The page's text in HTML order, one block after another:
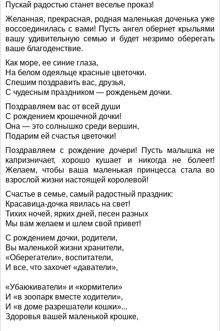
Пускай радостью станет веселье проказ!
Желанная, прекрасная, родная маленькая доченька уже
воссоединилась с вами! Пусть ангел обернет крыльями
вашу удивительную семью и будет незримо оберегать
ваше благоденствие.
Как море, ее синие глаза,
На белом одеяльце красные цветочки.
Спешим поздравить вас, друзья,
С чудесным праздником — рожденьем дочки.
Поздравляем вас от всей души
С рождением крошечной дочки!
Она — это солнышко среди вершин,
Подарим ей счастья цветочки!
Поздравляем с рождение дочери! Пусть малышка не
капризничает, хорошо кушает и никогда не болеет!
Желаем, чтобы ваша маленькая принцесса стала во
взрослой жизни настоящей королевой!
Счастье в семье, самый радостный праздник:
Красавица-дочка явилась на свет!
Тихих ночей, ярких дней, песен разных
Мы вам желаем и шлем свой привет!
С рождением дочки, родители,
Вы маленькой жизни хранители,
«Оберегатели», воспитатели,
И все, что захочет «даватели»,
«Убаюкиватели» и «кормители»
И «в зоопарк вместе ходители»,
И «в доме разрешатели кошки»...
Здоровья вашей маленькой крошке,